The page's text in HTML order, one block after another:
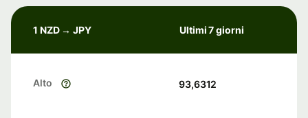
1 NZD → JPY Ultimi 7 giorni
Alto 93,6312